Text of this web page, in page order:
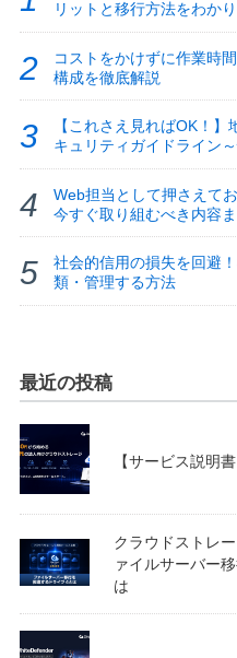
リットと移行方法をわか
コストをかけずに作業時
構成を徹底解説
【これさえ見ればOK！
キュリティガイドライン
Web担当として押さえて
今すぐ取り組むべき内容
社会的信用の損失を回避
類・管理する方法
最近の投稿
【サービス説明
クラウドストレ
ァイルサーバー
は